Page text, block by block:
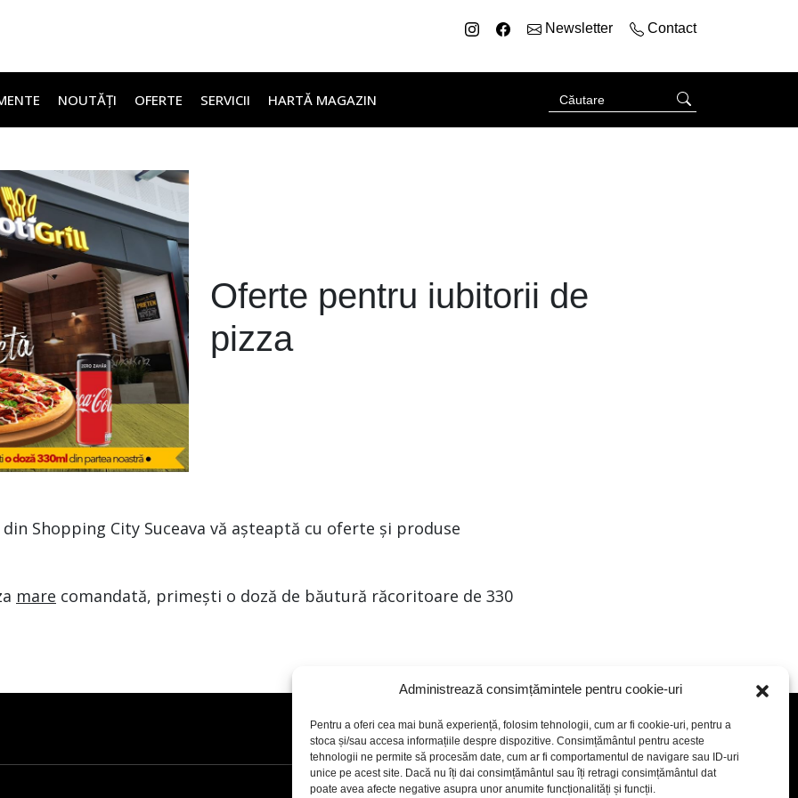
Administrează consimțămintele pentru cookie-uri
Pentru a oferi cea mai bună experiență, folosim tehnologii, cum ar fi cookie-uri, pentru a
stoca și/sau accesa informațiile despre dispozitive. Consimțământul pentru aceste
tehnologii ne permite să procesăm date, cum ar fi comportamentul de navigare sau ID-uri
unice pe acest site. Dacă nu îți dai consimțământul sau îți retragi consimțământul dat
poate avea afecte negative asupra unor anumite funcționalități și funcții.
Newsletter
Contact
NOUTĂȚI OFERTE SERVICII HARTĂ MAGAZIN
Oferte pentru iubitorii de
pizza
Shopping City Suceava vă așteaptă cu oferte și produse
mare comandată, primești o doză de băutură răcoritoare de 330